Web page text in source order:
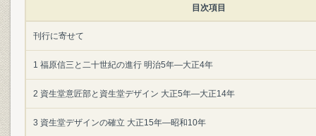
目次項目
刊行に寄せて
1 福原信三と二十世紀の進行 明治5年―大正4年
2 資生堂意匠部と資生堂デザイン 大正5年―大正14年
3 資生堂デザインの確立 大正15年―昭和10年